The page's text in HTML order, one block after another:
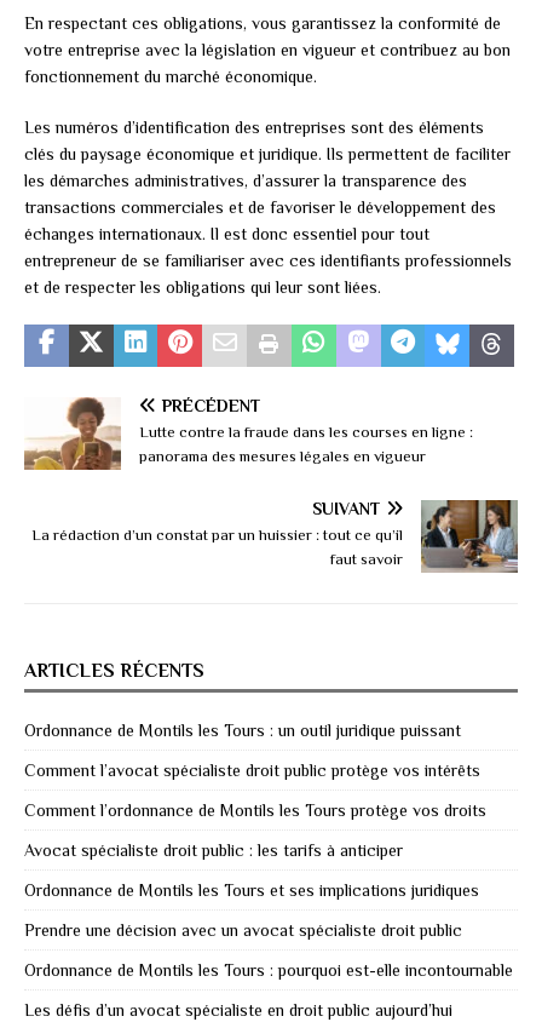
En respectant ces obligations, vous garantissez la conformité de
votre entreprise avec la législation en vigueur et contribuez au bon
fonctionnement du marché économique.
Les numéros d’identification des entreprises sont des éléments
clés du paysage économique et juridique. Ils permettent de faciliter
les démarches administratives, d’assurer la transparence des
transactions commerciales et de favoriser le développement des
échanges internationaux. Il est donc essentiel pour tout
entrepreneur de se familiariser avec ces identifiants professionnels
et de respecter les obligations qui leur sont liées.
PRÉCÉDENT
Lutte contre la fraude dans les courses en ligne :
panorama des mesures légales en vigueur
SUIVANT
La rédaction d’un constat par un huissier : tout ce qu’il
faut savoir
ARTICLES RÉCENTS
Ordonnance de Montils les Tours : un outil juridique puissant
Comment l’avocat spécialiste droit public protège vos intérêts
Comment l’ordonnance de Montils les Tours protège vos droits
Avocat spécialiste droit public : les tarifs à anticiper
Ordonnance de Montils les Tours et ses implications juridiques
Prendre une décision avec un avocat spécialiste droit public
Ordonnance de Montils les Tours : pourquoi est-elle incontournable
Les défis d’un avocat spécialiste en droit public aujourd’hui